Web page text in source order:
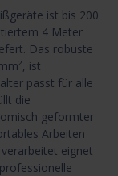
ist bis 200
4 Meter
Das robuste
ist
passt für alle
die
geformter
Arbeiten
eignet